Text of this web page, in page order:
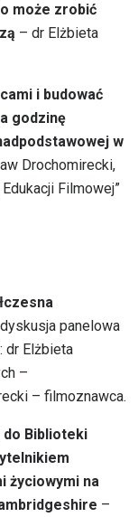
może zrobić
– dr Elżbieta
i budować
godzinę
w
Drochomirecki,
Filmowej”
dyskusja panelowa
dr Elżbieta
–
– filmoznawca.
do Biblioteki
życiowymi na
–